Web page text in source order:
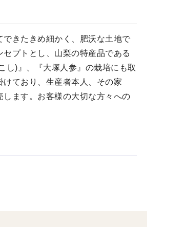
きたきめ細かく、肥沃な土地で
プトとし、山梨の特産品である
し)』、『大塚人参』の栽培にも取
ており、生産者本人、その家
ます。お客様の大切な方々への